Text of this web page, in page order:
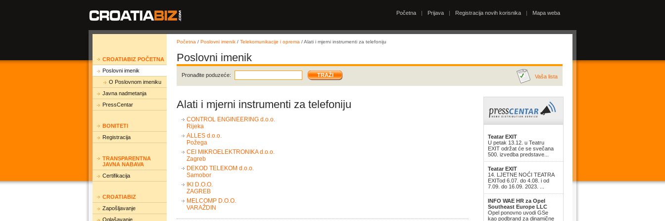
Početna | Prijava | Registracija novih korisnika | Mapa weba
CROATIABIZ POČETNA
Poslovni imenik
O Poslovnom imeniku
Javna nadmetanja
PressCentar
BONITETI
Registracija
TRANSPARENTNA
JAVNA NABAVA
Certifikacija
CROATIABIZ
Zapošljavanje
Oglašavanje
Početna / Poslovni imenik / Telekomunikacije i oprema / Alati i mjerni instrumenti za telefoniju
Poslovni imenik
Pronađite poduzeće: Vaša lista
Alati i mjerni instrumenti za telefoniju
CONTROL ENGINEERING d.o.o.
Rijeka
ALLES d.o.o.
Požega
CEI MIKROELEKTRONIKA d.o.o.
Zagreb
DEKOD TELEKOM d.o.o.
Samobor
IKI D.O.O.
ZAGREB
MELCOMP D.O.O.
VARAŽDIN
Teatar EXIT
U petak 13.12. u Teatru
EXIT održat će se svečana
500. izvedba predstave...
Teatar EXIT
14. LJETNE NOĆI TEATRA
EXITod 6.07. do 4.08. i od
7.09. do 16.09. 2023. ...
INFO WAE HR za Opel
Southeast Europe LLC
Opel ponovno uvodi GSe
kao podbrand za dinamične